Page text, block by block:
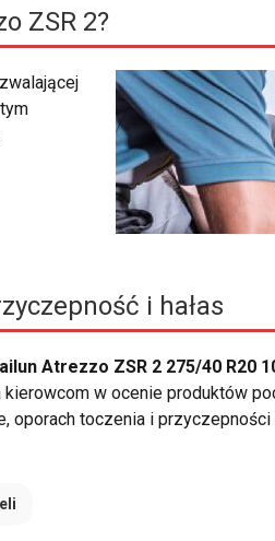
ZSR 2?
i hałas
Atrezzo ZSR 2 275/40 R20
w ocenie produktów
oporach toczenia i